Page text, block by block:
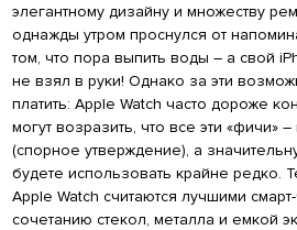
элегантному дизайну и множеству
однажды утром проснулся от
том, что пора выпить воды – а свой
не взял в руки! Однако за эти
платить: Apple Watch часто дороже
могут возразить, что все эти «фичи»
(спорное утверждение), а
будете использовать крайне редко.
Apple Watch считаются лучшими
сочетанию стекол, металла и емкой